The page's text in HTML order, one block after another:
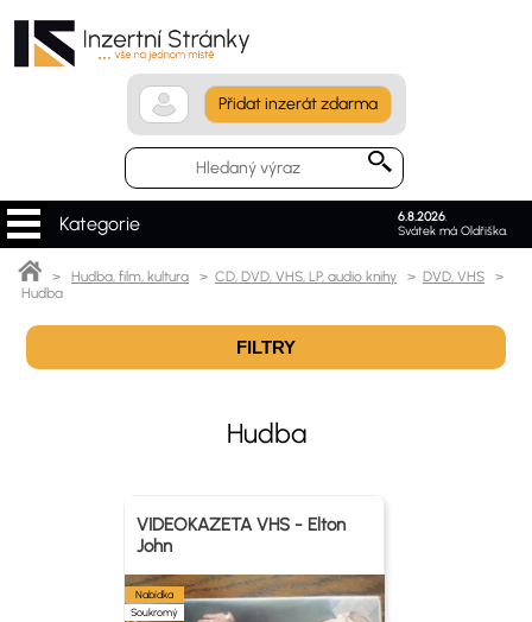
Přidat inzerát zdarma
6.8.2026.
Svátek má Oldřiška.
Kategorie
> Hudba, film, kultura > CD, DVD, VHS, LP, audio knihy > DVD, VHS >
Hudba
FILTRY
Hudba
VIDEOKAZETA VHS - Elton
John
Nabídka
Soukromý